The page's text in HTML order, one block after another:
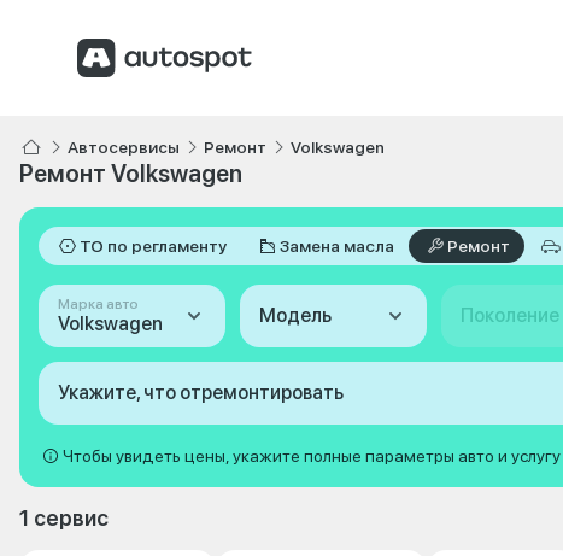
Автосервисы Ремонт Volkswagen
Ремонт Volkswagen
ТО по регламенту Замена масла Ремонт
Марка авто
Volkswagen Модель Поколение
Укажите, что отремонтировать
Чтобы увидеть цены, укажите полные параметры авто и услугу
1 сервис